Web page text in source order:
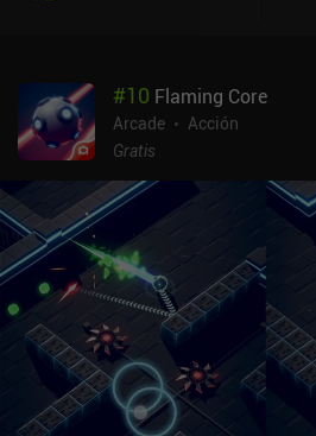
#10 Flaming Core
Arcade
Acción
Gratis